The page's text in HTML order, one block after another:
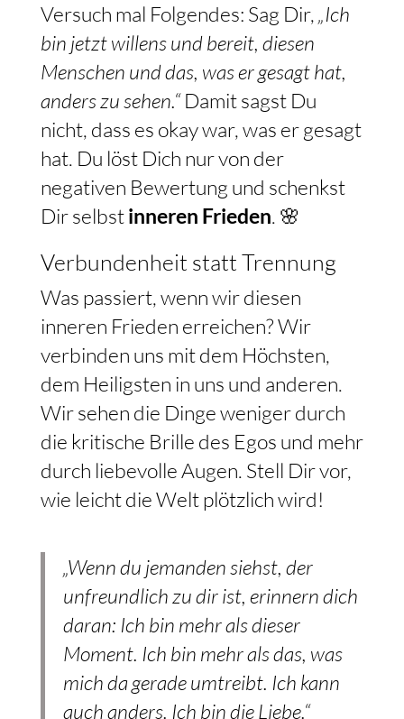
Versuch mal Folgendes: Sag Dir, „Ich
bin jetzt willens und bereit, diesen
Menschen und das, was er gesagt hat,
anders zu sehen.“Damit sagst Du
nicht, dass es okay war, was er gesagt
hat. Du löst Dich nur von der
negativen Bewertung und schenkst
Dir selbstinneren Frieden. 🌸
Verbundenheit statt Trennung
Was passiert, wenn wir diesen
inneren Frieden erreichen? Wir
verbinden uns mit dem Höchsten,
dem Heiligsten in uns und anderen.
Wir sehen die Dinge weniger durch
die kritische Brille des Egos und mehr
durch liebevolle Augen. Stell Dir vor,
wie leicht die Welt plötzlich wird!
„Wenn du jemanden siehst, der
unfreundlich zu dir ist, erinnern dich
daran: Ich bin mehr als dieser
Moment. Ich bin mehr als das, was
mich da gerade umtreibt. Ich kann
auch anders. Ich bin die Liebe.“